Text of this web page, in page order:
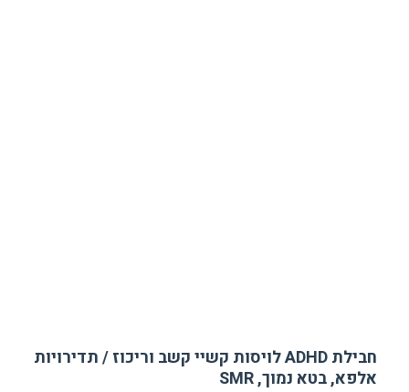
חבילת ADHD לויסות קשיי קשב וריכוז / תדירויות
אלפא, בטא נמוך, SMR